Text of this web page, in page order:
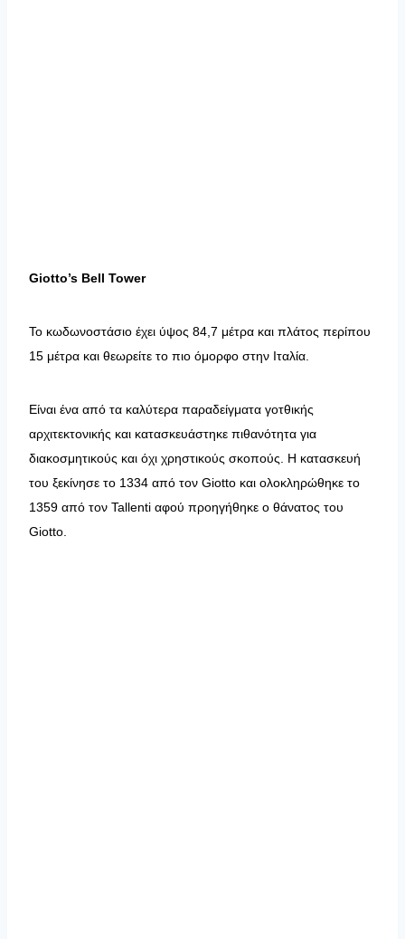
Giotto’s Bell Tower
Το κωδωνοστάσιο έχει ύψος 84,7 μέτρα και πλάτος περίπου
15 μέτρα και θεωρείτε το πιο όμορφο στην Ιταλία.
Είναι ένα από τα καλύτερα παραδείγματα γοτθικής
αρχιτεκτονικής και κατασκευάστηκε πιθανότητα για
διακοσμητικούς και όχι χρηστικούς σκοπούς. Η κατασκευή
του ξεκίνησε το 1334 από τον Giotto και ολοκληρώθηκε το
1359 από τον Tallenti αφού προηγήθηκε ο θάνατος του
Giotto.